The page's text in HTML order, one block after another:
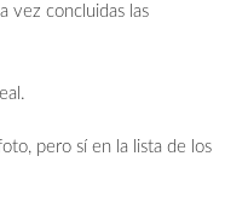
vez concluidas las
pero sí en la lista de los